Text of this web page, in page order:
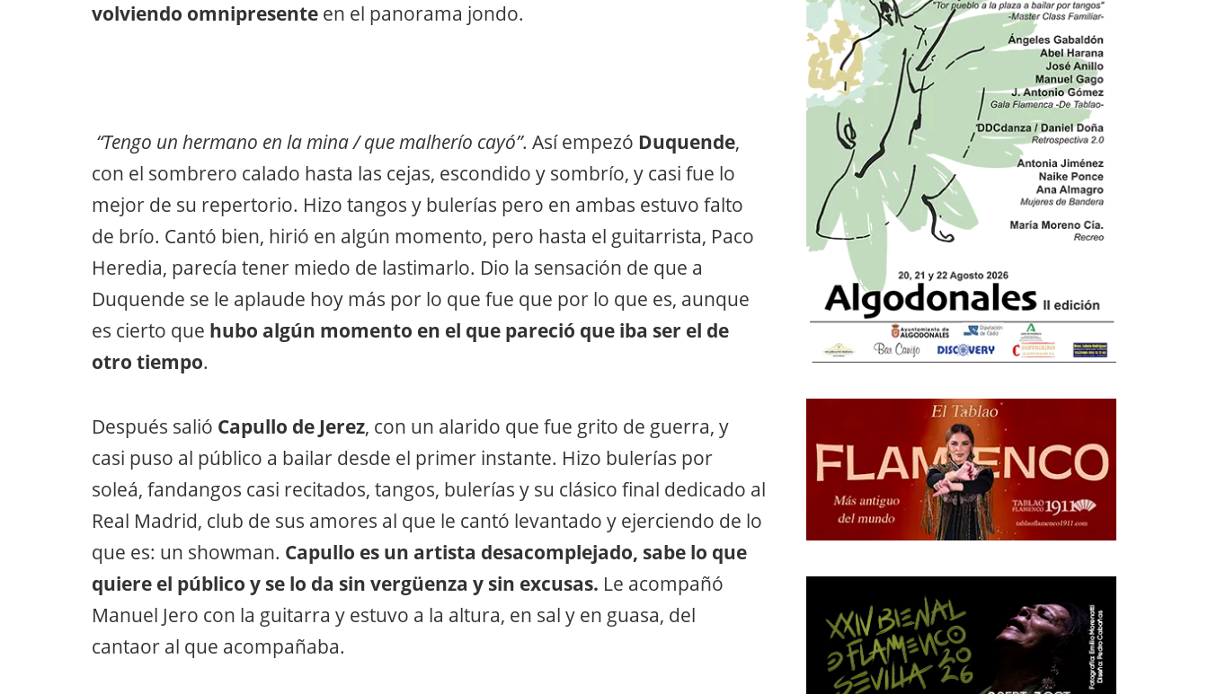
volviendo omnipresente en el panorama jondo.
“Tengo un hermano en la mina / que malherío cayó”. Así empezó Duquende,
con el sombrero calado hasta las cejas, escondido y sombrío, y casi fue lo
mejor de su repertorio. Hizo tangos y bulerías pero en ambas estuvo falto
de brío. Cantó bien, hirió en algún momento, pero hasta el guitarrista, Paco
Heredia, parecía tener miedo de lastimarlo. Dio la sensación de que a
Duquende se le aplaude hoy más por lo que fue que por lo que es, aunque
es cierto que hubo algún momento en el que pareció que iba ser el de
otro tiempo.
Después salió Capullo de Jerez, con un alarido que fue grito de guerra, y
casi puso al público a bailar desde el primer instante. Hizo bulerías por
soleá, fandangos casi recitados, tangos, bulerías y su clásico final dedicado al
Real Madrid, club de sus amores al que le cantó levantado y ejerciendo de lo
que es: un showman. Capullo es un artista desacomplejado, sabe lo que
quiere el público y se lo da sin vergüenza y sin excusas. Le acompañó
Manuel Jero con la guitarra y estuvo a la altura, en sal y en guasa, del
cantaor al que acompañaba.